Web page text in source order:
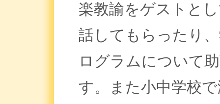
楽教諭をゲストと
話してもらったり
ログラムについて
す。また小中学校